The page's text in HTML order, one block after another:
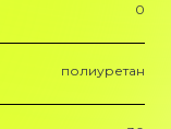
0
полиуретан